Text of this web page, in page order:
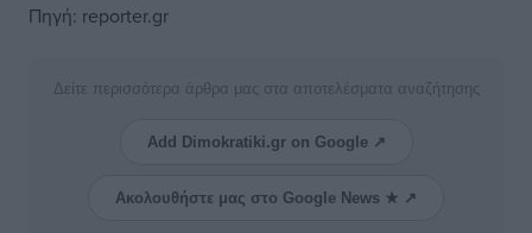
Πηγή: reporter.gr
Δείτε περισσότερα άρθρα μας στα αποτελέσματα αναζήτησης
Add Dimokratiki.gr on Google ↗
Ακολουθήστε μας στο Google News ★ ↗